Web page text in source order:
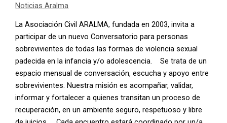
Noticias Aralma
La Asociación Civil ARALMA, fundada en 2003, invita a
participar de un nuevo Conversatorio para personas
sobrevivientes de todas las formas de violencia sexual
padecida en la infancia y/o adolescencia. Se trata de un
espacio mensual de conversación, escucha y apoyo entre
sobrevivientes. Nuestra misión es acompañar, validar,
informar y fortalecer a quienes transitan un proceso de
recuperación, en un ambiente seguro, respetuoso y libre